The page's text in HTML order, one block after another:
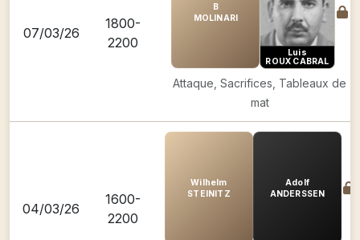
07/03/26
1800-
2200
B
MOLINARI
Luis
ROUX CABRAL
Attaque, Sacrifices, Tableaux de
mat
04/03/26
1600-
2200
Wilhelm
STEINITZ
Adolf
ANDERSSEN